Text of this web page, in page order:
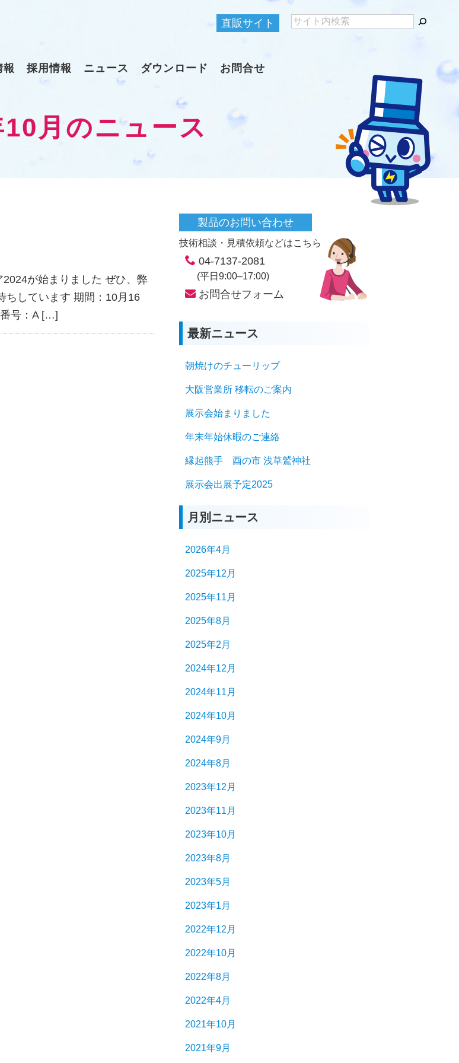
直販サイト
報 採用情報 ニュース ダウンロード お問合せ
月のニュース
が始まりました ぜひ、弊
ちしています 期間：10月16
号：A […]
製品のお問い合わせ
技術相談・見積依頼などはこちら
04-7137-2081
(平日9:00–17:00)
お問合せフォーム
最新ニュース
朝焼けのチューリップ
大阪営業所 移転のご案内
展示会始まりました
年末年始休暇のご連絡
縁起熊手 酉の市 浅草鷲神社
展示会出展予定2025
月別ニュース
2026年4月
2025年12月
2025年11月
2025年8月
2025年2月
2024年12月
2024年11月
2024年10月
2024年9月
2024年8月
2023年12月
2023年11月
2023年10月
2023年8月
2023年5月
2023年1月
2022年12月
2022年10月
2022年8月
2022年4月
2021年10月
2021年9月